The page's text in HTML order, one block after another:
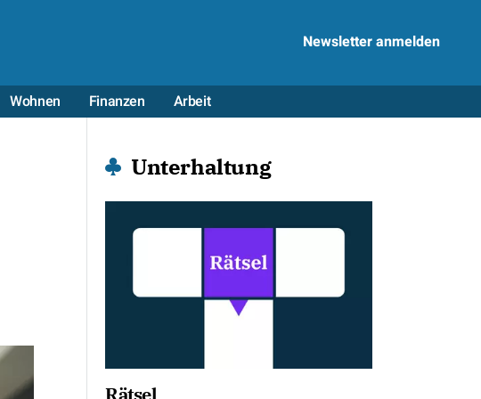
Newsletter anmelden
Wohnen Finanzen Arbeit
Unterhaltung
Rätsel